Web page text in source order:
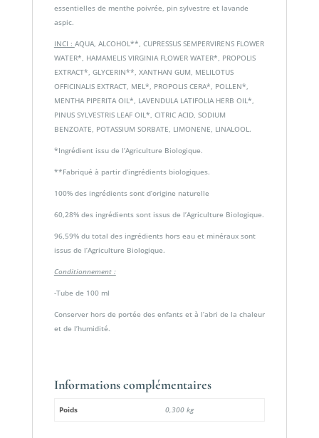
essentielles de menthe poivrée, pin sylvestre et lavande
aspic.
INCI : AQUA, ALCOHOL**, CUPRESSUS SEMPERVIRENS FLOWER
WATER*, HAMAMELIS VIRGINIA FLOWER WATER*, PROPOLIS
EXTRACT*, GLYCERIN**, XANTHAN GUM, MELILOTUS
OFFICINALIS EXTRACT, MEL*, PROPOLIS CERA*, POLLEN*,
MENTHA PIPERITA OIL*, LAVENDULA LATIFOLIA HERB OIL*,
PINUS SYLVESTRIS LEAF OIL*, CITRIC ACID, SODIUM
BENZOATE, POTASSIUM SORBATE, LIMONENE, LINALOOL.
*Ingrédient issu de l’Agriculture Biologique.
**Fabriqué à partir d’ingrédients biologiques.
100% des ingrédients sont d’origine naturelle
60,28% des ingrédients sont issus de l’Agriculture Biologique.
96,59% du total des ingrédients hors eau et minéraux sont
issus de l’Agriculture Biologique.
Conditionnement :
-Tube de 100 ml
Conserver hors de portée des enfants et à l’abri de la chaleur
et de l’humidité.
Informations complémentaires
Poids 0,300 kg